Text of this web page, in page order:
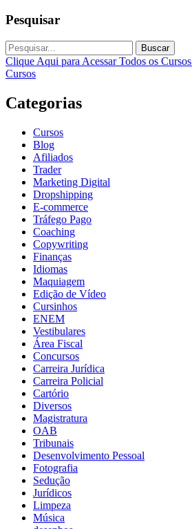
Pesquisar
Buscar
Clique Aqui para Acessar Todos os Cursos
Cursos
Categorias
Cursos
Blog
Afiliados
Trader
Marketing Digital
Dropshipping
E-commerce
Tráfego Pago
Coaching
Copywriting
Finanças
Idiomas
Maquiagem
Edição de Vídeo
Cursinhos
ENEM
Vestibulares
Área Fiscal
Concursos
Carreira Jurídica
Carreira Policial
Cartório
Diversos
Magistratura
OAB
Tribunais
Desenvolvimento Pessoal
Fotografia
Sedução
Jurídicos
Limpeza
Música